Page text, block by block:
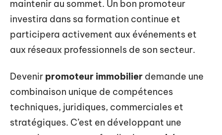
maintenir au sommet. Un bon promoteur
investira dans sa formation continue et
participera activement aux événements et
aux réseaux professionnels de son secteur.
Devenir promoteur immobilier demande une
combinaison unique de compétences
techniques, juridiques, commerciales et
stratégiques. C’est en développant une